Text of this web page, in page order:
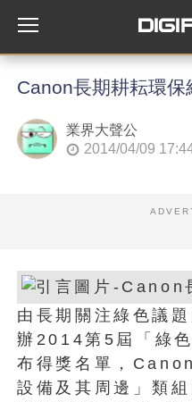
Canon長期耕耘環保
業界大聲公
2014/04/09
由長期關注綠色議
辦2014第5屆「綠
布得獎名單，
設備及其周邊」類